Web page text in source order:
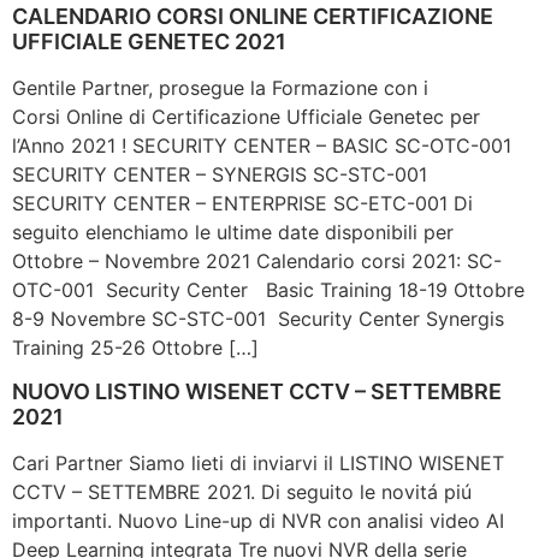
CALENDARIO CORSI ONLINE CERTIFICAZIONE
UFFICIALE GENETEC 2021
Gentile Partner, prosegue la Formazione con i
Corsi Online di Certificazione Ufficiale Genetec per
l’Anno 2021 ! SECURITY CENTER – BASIC SC-OTC-001
SECURITY CENTER – SYNERGIS SC-STC-001
SECURITY CENTER – ENTERPRISE SC-ETC-001 Di
seguito elenchiamo le ultime date disponibili per
Ottobre – Novembre 2021 Calendario corsi 2021: SC-
OTC-001 Security Center Basic Training 18-19 Ottobre
8-9 Novembre SC-STC-001 Security Center Synergis
Training 25-26 Ottobre […]
NUOVO LISTINO WISENET CCTV – SETTEMBRE
2021
Cari Partner Siamo lieti di inviarvi il LISTINO WISENET
CCTV – SETTEMBRE 2021. Di seguito le novitá piú
importanti. Nuovo Line-up di NVR con analisi video AI
Deep Learning integrata Tre nuovi NVR della serie